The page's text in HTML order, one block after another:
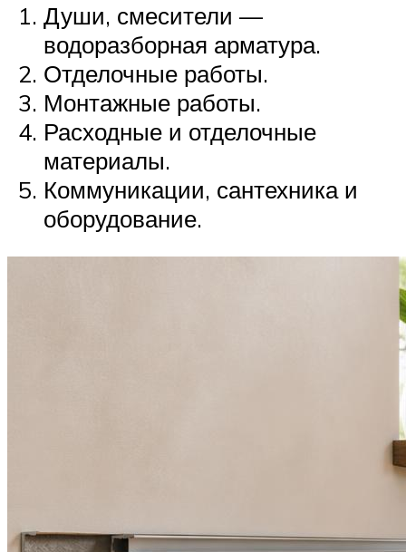
Души, смесители —
водоразборная арматура.
Отделочные работы.
Монтажные работы.
Расходные и отделочные
материалы.
Коммуникации, сантехника и
оборудование.